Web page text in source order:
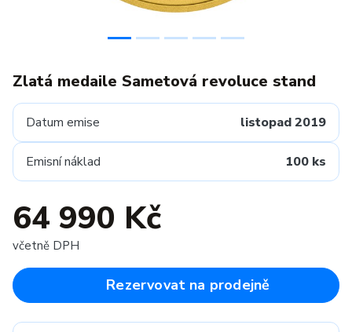
Zlatá medaile Sametová revoluce stand
Datum emise listopad 2019
Emisní náklad 100 ks
64 990 Kč
včetně DPH
Rezervovat na prodejně